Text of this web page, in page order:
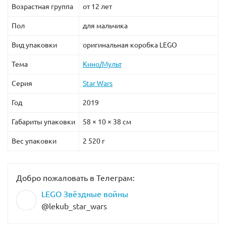
Возрастная группа от 12 лет
Пол для мальчика
Вид упаковки оригинальная коробка LEGO
Тема Кино/Мульт
Серия Star Wars
Год 2019
Габариты упаковки 58 × 10 × 38 см
Вес упаковки 2 520 г
Добро пожаловать в Телеграм:
LEGO Звёздные войны
@lekub_star_wars